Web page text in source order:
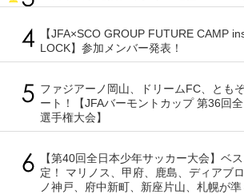
【JFA×SCO GROUP FUTURE CAMP
LOCK】参加メンバー発表！
ファジアーノ岡山、ドリームFC、とも
ート！【JFAバーモントカップ 第36回
選手権大会】
【第40回全日本少年サッカー大会】ベ
定！ マリノス、甲府、鹿島、ディアブ
ノ神戸、府中新町、新座片山、札幌が